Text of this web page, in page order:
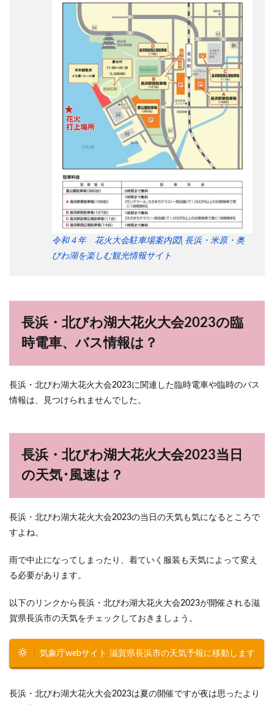
令和４年 花火大会駐車場案内図| 長浜・米原・奥
びわ湖を楽しむ観光情報サイト
長浜・北びわ湖大花火大会2023の臨
時電車、バス情報は？
長浜・北びわ湖大花火大会2023に関連した臨時電車や臨時のバス
情報は、見つけられませんでした。
長浜・北びわ湖大花火大会2023当日
の天気･風速は？
長浜・北びわ湖大花火大会2023の当日の天気も気になるところで
すよね。
雨で中止になってしまったり、着ていく服装も天気によって変え
る必要があります。
以下のリンクから長浜・北びわ湖大花火大会2023が開催される滋
賀県長浜市の天気をチェックしておきましょう。
気象庁webサイト 滋賀県長浜市の天気予報に移動します
長浜・北びわ湖大花火大会2023は夏の開催ですが夜は思ったより